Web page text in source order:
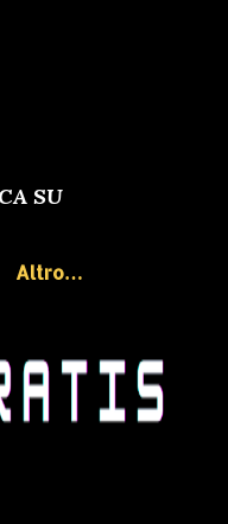
SU
Altro…